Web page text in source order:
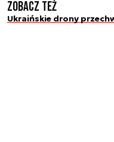
Zobacz też
Ukraińskie drony